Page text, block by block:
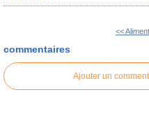
<<
commentaires
Ajouter un